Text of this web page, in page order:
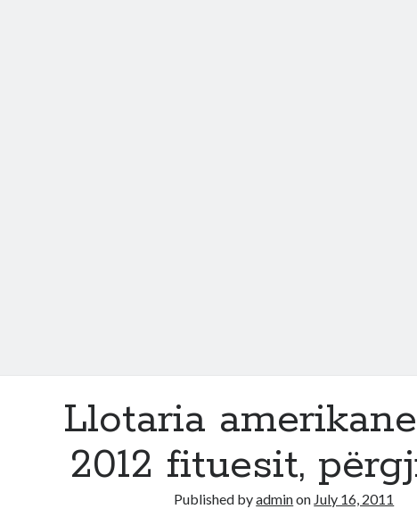
Llotaria amerikane
2012 fituesit,
Published byadminon July 16, 2011